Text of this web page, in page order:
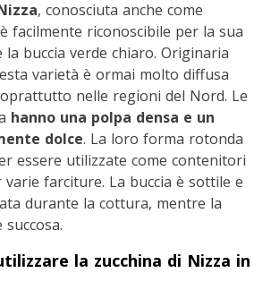
, conosciuta anche come
facilmente riconoscibile per la sua
buccia verde chiaro. Originaria
varietà è ormai molto diffusa
nelle regioni del Nord. Le
hanno una polpa densa e un
dolce. La loro forma rotonda
essere utilizzate come contenitori
farciture. La buccia è sottile e
durante la cottura, mentre la
la zucchina di Nizza in